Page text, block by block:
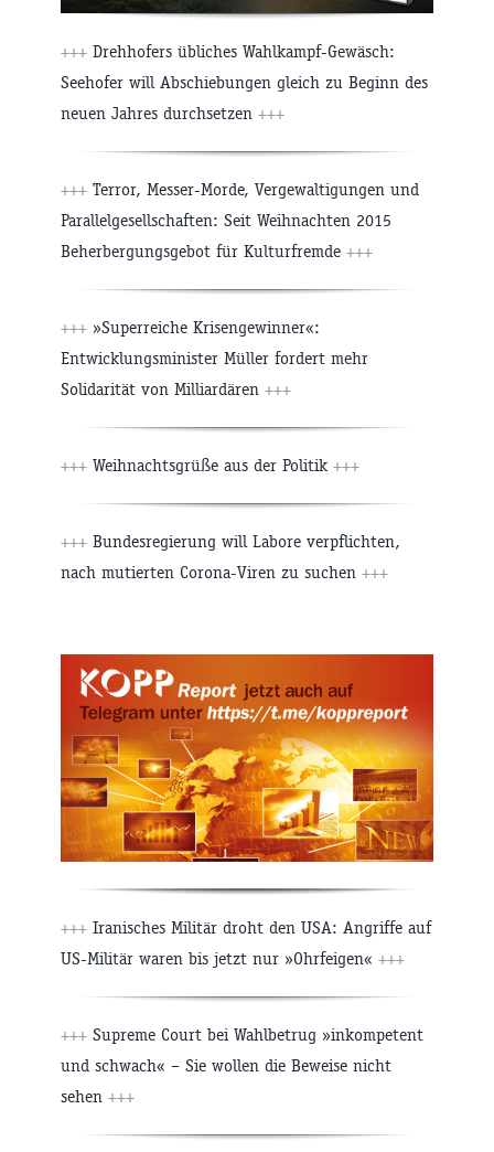
+++ Drehhofers übliches Wahlkampf-Gewäsch:
Seehofer will Abschiebungen gleich zu Beginn des
neuen Jahres durchsetzen +++
+++ Terror, Messer-Morde, Vergewaltigungen und
Parallelgesellschaften: Seit Weihnachten 2015
Beherbergungsgebot für Kulturfremde +++
+++ »Superreiche Krisengewinner«:
Entwicklungsminister Müller fordert mehr
Solidarität von Milliardären +++
+++ Weihnachtsgrüße aus der Politik +++
+++ Bundesregierung will Labore verpflichten,
nach mutierten Corona-Viren zu suchen +++
+++ Iranisches Militär droht den USA: Angriffe auf
US-Militär waren bis jetzt nur »Ohrfeigen« +++
+++ Supreme Court bei Wahlbetrug »inkompetent
und schwach« – Sie wollen die Beweise nicht
sehen +++